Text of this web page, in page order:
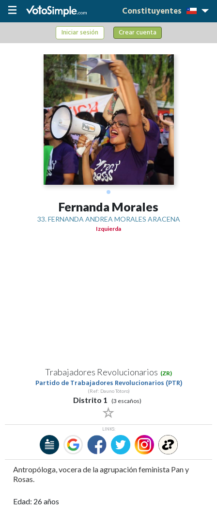
Constituyentes
Iniciar sesión Crear cuenta
Fernanda Morales
33. FERNANDA ANDREA MORALES ARACENA
Izquierda
Trabajadores Revolucionarios (ZR)
Partido de Trabajadores Revolucionarios (PTR)
(Ref: Dauno Tótoro)
Distrito 1 (3 escaños)
LINKS:
Antropóloga, vocera de la agrupación feminista Pan y
Rosas.
Edad: 26 años